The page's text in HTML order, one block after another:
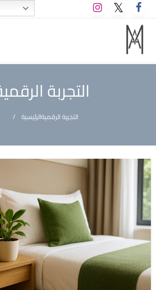
التخطي
إلى
المحتوى
M A hotels | إم ايه هوتيلز
الموقع الأول للعاملين في الفنادق في
التجربة
الرئيسيةالتجربة الرقمية